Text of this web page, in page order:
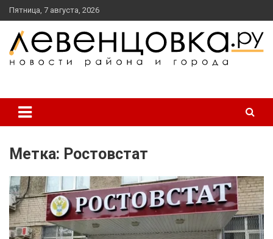
перейти
к
содержанию
Пятница, 7 августа, 2026
Метка: Ростовстат